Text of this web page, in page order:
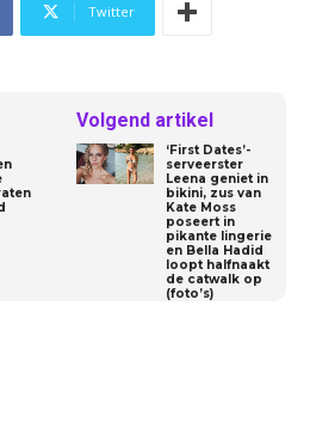
Twitter
Volgend artikel
‘First Dates’-
serveerster
Leena geniet in
bikini, zus van
Kate Moss
poseert in
pikante lingerie
en Bella Hadid
loopt halfnaakt
de catwalk op
(foto’s)